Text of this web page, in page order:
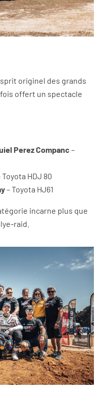
originel des grands
offert un spectacle
Perez Companc –
Toyota HDJ 80
– Toyota HJ61
incarne plus que
raid.